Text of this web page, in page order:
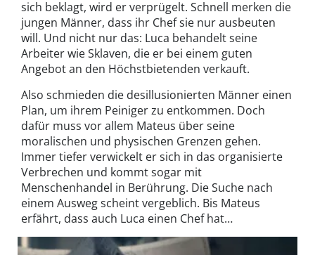
sich beklagt, wird er verprügelt. Schnell merken die
jungen Männer, dass ihr Chef sie nur ausbeuten
will. Und nicht nur das: Luca behandelt seine
Arbeiter wie Sklaven, die er bei einem guten
Angebot an den Höchstbietenden verkauft.
Also schmieden die desillusionierten Männer einen
Plan, um ihrem Peiniger zu entkommen. Doch
dafür muss vor allem Mateus über seine
moralischen und physischen Grenzen gehen.
Immer tiefer verwickelt er sich in das organisierte
Verbrechen und kommt sogar mit
Menschenhandel in Berührung. Die Suche nach
einem Ausweg scheint vergeblich. Bis Mateus
erfährt, dass auch Luca einen Chef hat…